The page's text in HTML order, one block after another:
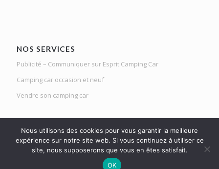
NOS SERVICES
Publicité – Communiquer sur Esprit Camping Car
Camping car occasion et neuf
Vendre son camping car
Le Mag d'Esprit Camping Car | Netlight solutions © 2020 | Tous droits
Nous utilisons des cookies pour vous garantir la meilleure
expérience sur notre site web. Si vous continuez à utiliser ce
site, nous supposerons que vous en êtes satisfait.
OK